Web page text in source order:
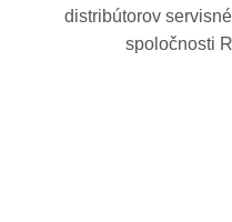
distribútorov
spoločnosti